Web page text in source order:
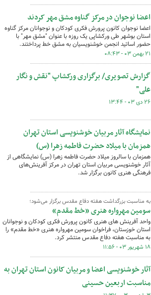
اعضا نوجوان در مرکز گناوه مشق مهر کردند
اعضا نوجوان کانون پرورش فکری کودکان و نوجوانان مرکز گناوه
استان بوشهر طی ورکشاپی یک روزه با عنوان "مشق مهر" با
حضور اساتید انجمن خوشنویسیان به مشق خط پرداختند.
۲۱ بهمن ۰۳ - ۰۸:۴۳
گزارش تصویری/ برگزاری ورکشاپ "نقش و نگار
علی"
۲۶ دی ۰۳ - ۱۳:۴۴
نمایشگاه آثار مربیان خوشنویسی استان تهران
همزمان با میلاد حضرت فاطمه زهرا (س)
همزمان با سالروز میلاد حضرت فاطمه زهرا (س) نمایشگاهی از
آثار خوشنویسی مربیان استان تهران در مرکز آفرینش‌های
فرهنگی هنری کانون برگزار شد.
به مناسبت بزرگداشت هفته دفاع مقدس برگزار می‌شود؛
سومین مهرواره هنری «خط مقدم»
واحد آفرینش های هنری کانون پرورش فکری کودکان و نوجوانان
استان خوزستان، فراخوان سومین مهرواره هنری «خط مقدم» را
به مناسبت هفته دفاع مقدس منتشر کرد.
۱۸ شهریور ۰۳ - ۱۱:۵۶
آثار خوشنویسی اعضا و مربیان کانون استان تهران به
مناسبت اربعین حسینی